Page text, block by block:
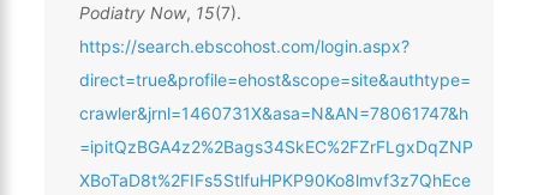
Podiatry Now, 15(7).
https://search.ebscohost.com/login.aspx?
direct=true&profile=ehost&scope=site&authtype=
crawler&jrnl=1460731X&asa=N&AN=78061747&h
=ipitQzBGA4z2%2Bags34SkEC%2FZrFLgxDqZNP
XBoTaD8t%2FIFs5StlfuHPKP90Ko8lmvf3z7QhEce